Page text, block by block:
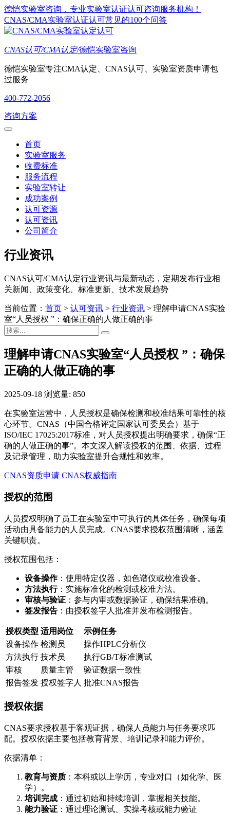
德恺实验室咨询，专业实验室认证认可咨询服务机构！
CNAS/CMA实验室认证认可常见的100个问答
CNAS认可/CMA认定/德恺实验室咨询
德恺实验室专注CMA认定、CNAS认可、实验室资质申请包
过服务
400-772-2056
咨询方案
首页
实验室服务
收费标准
服务流程
实验室转让
成功案例
认可资源
认可资讯
公司简介
行业资讯
CNAS认可/CMA认定行业资讯与最新动态，定期发布行业相
关新闻、政策变化、标准更新、技术发展趋势
当前位置： 首页 > 认可资讯 > 行业资讯 > 理解申请CNAS实验
室“人员授权 ”：确保正确的人做正确的事
理解申请CNAS实验室“人员授权 ”：确保
正确的人做正确的事
2025-09-18 浏览量: 850
在实验室运营中，人员授权是确保检测和校准结果可靠性的核
心环节。CNAS（中国合格评定国家认可委员会）基于
ISO/IEC 17025:2017标准，对人员授权提出明确要求，确保“正
确的人做正确的事”。本文深入解读授权的范围、依据、过程
及记录管理，助力实验室提升合规性和效率。
CNAS资质申请 CNAS权威指南
授权的范围
人员授权明确了员工在实验室中可执行的具体任务，确保每项
活动由具备能力的人员完成。CNAS要求授权范围清晰，涵盖
关键职责。
授权范围包括：
设备操作：使用特定仪器，如色谱仪或校准设备。
方法执行：实施标准化的检测或校准方法。
审核与验证 ：参与内审或数据验证，确保结果准确。
签发报告 ：由授权签字人批准并发布检测报告。
授权类型 适用岗位
示例任务
设备操作 检测员
操作HPLC分析仪
方法执行 技术员
执行GB/T标准测试
审核
质量主管
验证数据一致性
报告签发 授权签字人 批准CNAS报告
授权依据
CNAS要求授权基于客观证据，确保人员能力与任务要求匹
配。授权依据主要包括教育背景、培训记录和能力评价。
依据清单：
教育与资质 ：本科或以上学历，专业对口（如化学、医
学）。
培训完成 ：通过初始和持续培训，掌握相关技能。
能力验证 ：通过理论测试、实操考核或能力验证